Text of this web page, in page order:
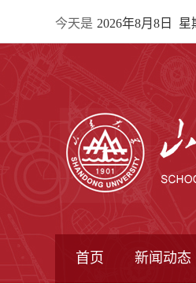
今天是 2026年8月8日 星
首页 新闻动态